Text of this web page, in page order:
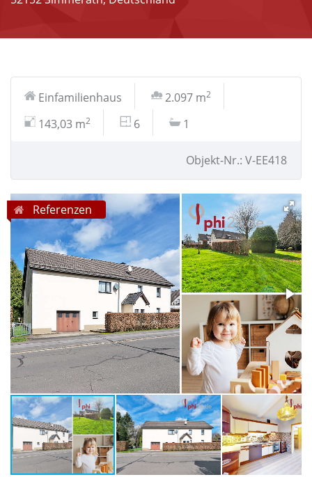
Einfamilienhaus 2.097 m2
143,03 m2 6 1
Objekt-Nr.: V-EE418
Referenzen